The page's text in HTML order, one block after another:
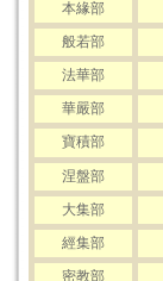
本緣部
般若部
法華部
華嚴部
寶積部
涅盤部
大集部
經集部
密教部